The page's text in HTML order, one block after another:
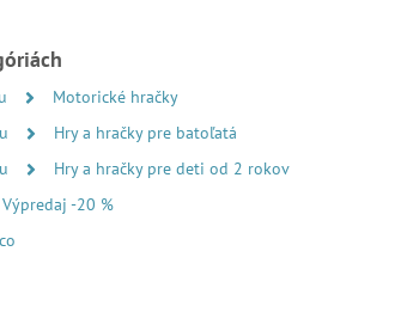
Motorické hračky
Hry a hračky pre batoľatá
Hry a hračky pre deti od 2 rokov
Výpredaj -20 %